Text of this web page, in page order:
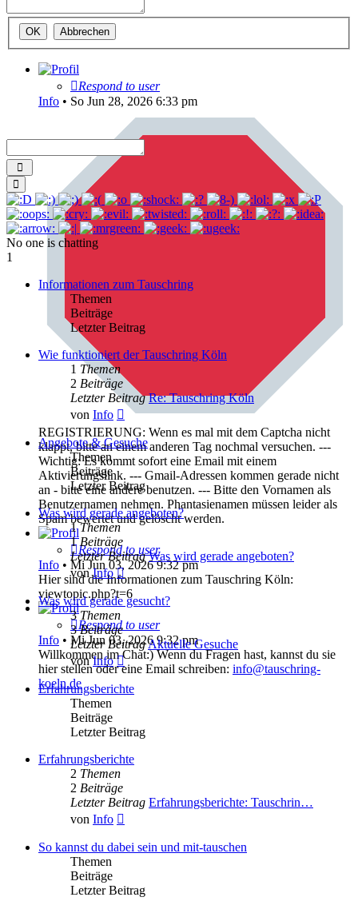
Respond to user
Info • So Jun 28, 2026 6:33 pm
REGISTRIERUNG: Wenn es mal mit dem Captcha nicht
klappt, bitte an einem anderen Tag nochmal versuchen. ---
Wichtig: Es kommt sofort eine Email mit einem
Aktivierungslink. --- Gmail-Adressen kommen gerade nicht
an - bitte eine andere benutzen. --- Bitte den Vornamen als
Benutzernamen nehmen. Phantasienamen müssen leider als
Spam bewertet und gelöscht werden.
Respond to user
Info • Mi Jun 03, 2026 9:32 pm
Hier sind die Informationen zum Tauschring Köln:
viewtopic.php?t=6
Respond to user
Info • Mi Jun 03, 2026 9:32 pm
Willkommen im Chat:) Wenn du Fragen hast, kannst du sie
hier stellen oder eine Email schreiben: info@tauschring-
koeln.de
No one is chatting
1
Informationen zum Tauschring
Themen
Beiträge
Letzter Beitrag
Wie funktioniert der Tauschring Köln
1 Themen
2 Beiträge
Letzter Beitrag Re: Tauschring Köln
von Info
Neuester
Beitrag
Angebote & Gesuche
Themen
Beiträge
Letzter Beitrag
Was wird gerade angeboten?
1Themen
1Beiträge
Letzter Beitrag Was wird gerade angeboten?
vonInfo
Neuester
Beitrag
Was wird gerade gesucht?
3Themen
3Beiträge
Letzter BeitragAktuelle Gesuche
vonInfo
Neuester
Beitrag
Erfahrungsberichte
Themen
Beiträge
Letzter Beitrag
Erfahrungsberichte
2 Themen
2 Beiträge
Letzter Beitrag Erfahrungsberichte: Tauschrin…
von Info
So kannst du dabei sein und mit-tauschen
Themen
Beiträge
Letzter Beitrag